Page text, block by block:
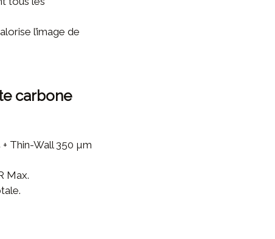
l’image de
carbone
Thin-Wall 350 µm
Max.